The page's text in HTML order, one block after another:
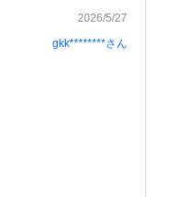
2026/5/27
gkk********さん